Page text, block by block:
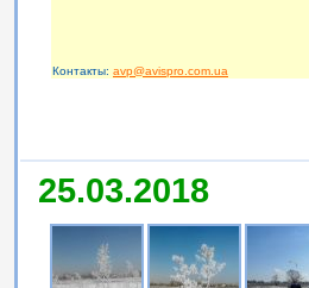
Контакты: avp@avispro.com.ua
25.03.2018